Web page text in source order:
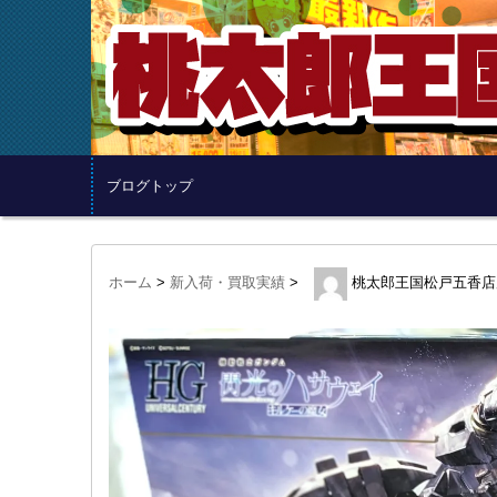
ブログトップ
ホーム > 新入荷・買取実績 > 桃太郎王国松戸五香